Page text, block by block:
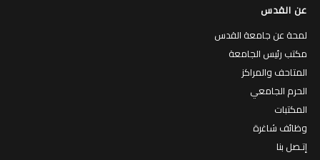
عن القدس
لمحة عن جامعة القدس
مكتب رئيس الجامعة
المتاحف والمراكز
الحرم الجامعي
المكتبات
وظائف شاغرة
إتـصل بنا